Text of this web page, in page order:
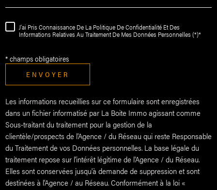
J'ai Pris Connaissance De La Politique De Confidentialité Et Des
Informations Relatives Au Traitement De Mes Données Personnelles (*)*
* champs obligatoires
ENVOYER
Les informations recueillies sur ce formulaire sont enregistrées
dans un fichier informatisé par La Boite Immo agissant comme
Sous-traitant du traitement pour la gestion de la
clientèle/prospects de l'Agence / du Réseau qui reste Responsable
du Traitement de vos Données personnelles. La base légale du
traitement repose sur l'intérêt légitime de l'Agence / du Réseau.
Elles sont conservées jusqu'à demande de suppression et sont
destinées à l'Agence / au Réseau. Conformément à la loi «